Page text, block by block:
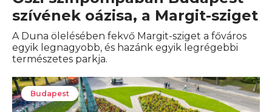
szívének oázisa, a Margit-sziget
A Duna ölelésében fekvő Margit-sziget a főváros
egyik legnagyobb, és hazánk egyik legrégebbi
természetes parkja.
Budapest